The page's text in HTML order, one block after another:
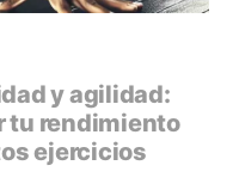
y agilidad:
tu rendimiento
ejercicios